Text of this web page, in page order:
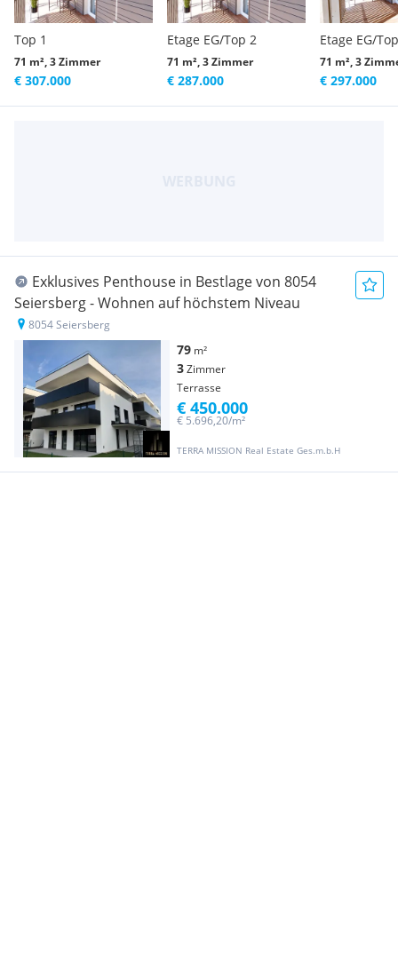
Top 1
71 m², 3 Zimmer
€ 307.000
Etage EG/Top 2
71 m², 3 Zimmer
€ 287.000
Etage EG/
71 m², 3
€ 297.000
Exklusives Penthouse in Bestlage von 8054
Seiersberg - Wohnen auf höchstem Niveau
8054 Seiersberg
79 m²
3Zimmer
Terrasse
TERRA MISSION Real Estate Ges.m.b.H
€ 5.696,20/m²
€ 450.000